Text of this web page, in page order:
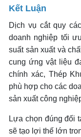
Kết Luận
Dịch vụ cắt quy
doanh nghiệp tối
suất sản xuất và
cung ứng vật liệu
chính xác, Thép
phù hợp cho các
sản xuất công
Lựa chọn đúng đối
sẽ tạo lợi thế lớn